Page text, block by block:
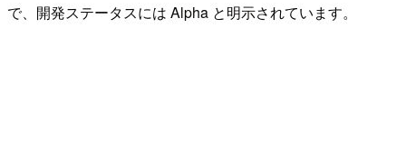
で、開発ステータスには Alpha と明示されています。